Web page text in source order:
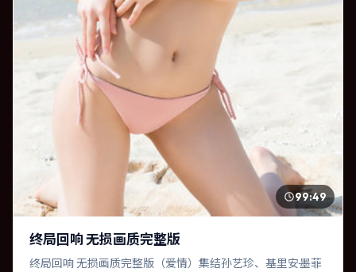
99:49
终局回响 无损画质完整版
终局回响 无损画质完整版（爱情）集结孙艺珍、基里安·墨菲